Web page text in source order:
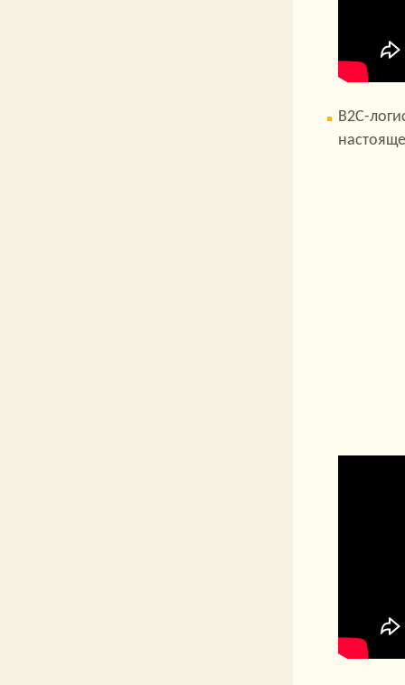
B2C-